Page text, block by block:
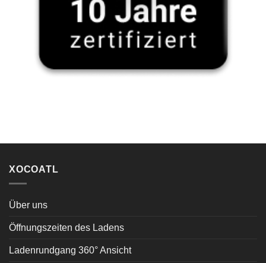
XOCOATL
Über uns
Öffnungszeiten des Ladens
Ladenrundgang 360° Ansicht